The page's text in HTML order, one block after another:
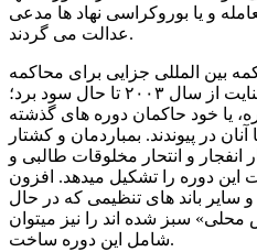
و یا بوروکراسی نهاد ها مدعی
عدالت می گردند.
بین المللی جزایی برای محاکمه
ناقضان حقوق بشر و عاملان جنایت از سال ۲۰۰۳ تا حال سود برد؛
یا خود حاکمان دوره های گذشته
آنان در پیوندند. بمباردمان و کشتار
انفجار و انتحار مخلوقات طالبی و
دوره را تشکیل میدهد. افزون
سایر باند های تنظیمی که در حال
سبز شده اند را نیز میتوان
شامل این دوره ساخت.